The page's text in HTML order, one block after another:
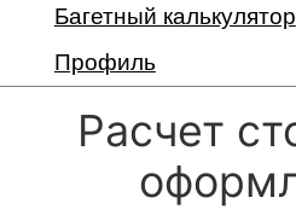
Багетный калькулятор
Профиль
Расчет